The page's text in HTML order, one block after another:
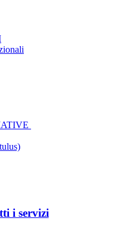
i servizi